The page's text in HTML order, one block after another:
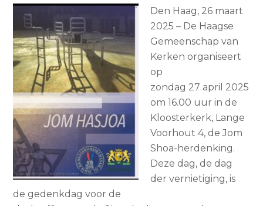
Den Haag, 26 maart
2025 – De Haagse
Gemeenschap van
Kerken organiseert
op
zondag 27 april 2025
om 16.00 uur in de
Kloosterkerk, Lange
Voorhout 4, de Jom
Shoa-herdenking.
Deze dag, de dag
der vernietiging, is
de gedenkdag voor de